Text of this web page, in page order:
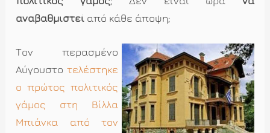
αναβαθμιστεί από κάθε άποψη;
Τον περασμένο
Αύγουστο τελέστηκε
ο πρώτος πολιτικός
γάμος στη Βίλλα
Μπιάνκα από τον